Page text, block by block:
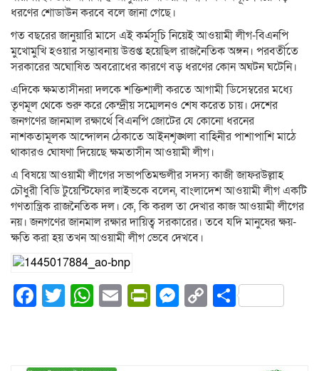
ধরণের শোডাউন করবে বলে জানা গেছে।
গত বছরের জানুয়ারি মাসে এই কর্মসূচি নিয়েই আওয়ামী লীগ-বিএনপি
মুখোমুখি হওয়ার সম্ভাবনায় উত্তপ্ত হয়েছিল রাজনৈতিক অঙ্গন। পরবর্তীতে
সরকারের অঘোষিত অবরোধের কারণে বড় ধরণের কোন অঘটন ঘটেনি।
এদিকে ক্ষমতাসীনরা দলকে শক্তিশালী করতে আগামী ডিসেম্বরের মধ্যে
তৃণমূল থেকে শুরু করে কেন্দ্রীয় সম্মেলনও শেষ করেত চায়। দেশের
জনগণের জানমাল রক্ষার্থে বিএনপি জোটের যে কোনো ধরনের
নাশকতামূলক আন্দোলন ঠেকাতে আইনশৃঙ্খলা বাহিনীর পাশাপাশি মাঠে
থাকারও ঘোষণা দিয়েছে ক্ষমতাসীন আওয়ামী লীগ।
এ বিষয়ে আওয়ামী লীগের সভাপতিমন্ডলীর সদস্য কাজী জাফরউল্লাহ
চৌধুরী বিডি টুয়েন্টিফোর লাইভকে বলেন, বাংলাদেশ আওয়ামী লীগ একটি
গণতান্ত্রিক রাজনৈতিক দল। কে, কি করল তা দেখার কাজ আওয়ামী লীগের
নয়। জনগণের জানমাল রক্ষার দায়িত্ব সরকারের। তবে যদি মানুষের ক্ষয়-
ক্ষতি করা হয় তখন আওয়ামী লীগ ভেবে দেখবে।
Facebook
Twitter
WhatsApp
EmailPrintFriendly
Messenger
CopyShare